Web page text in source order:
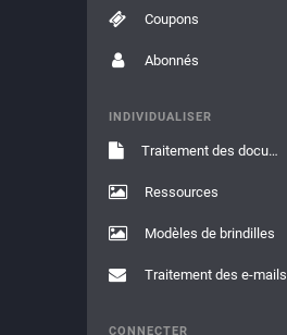
Coupons
Abonnés
INDIVIDUALISER
Traitement des documents
Ressources
Modèles de brindilles
Traitement des e-mails
CONNECTER